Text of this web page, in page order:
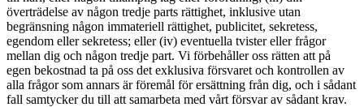
överträdelse av någon tredje parts rättighet, inklusive utan
begränsning någon immateriell rättighet, publicitet, sekretess,
egendom eller sekretess; eller (iv) eventuella tvister eller frågor
mellan dig och någon tredje part. Vi förbehåller oss rätten att på
egen bekostnad ta på oss det exklusiva försvaret och kontrollen av
alla frågor som annars är föremål för ersättning från dig, och i sådant
fall samtycker du till att samarbeta med vårt försvar av sådant krav.